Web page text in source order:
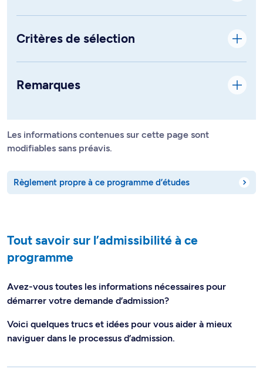
Critères de sélection
Remarques
Les informations contenues sur cette page sont
modifiables sans préavis.
Règlement propre à ce programme d’études
Tout savoir sur l’admissibilité à ce
programme
Avez-vous toutes les informations nécessaires pour
démarrer votre demande d’admission?
Voici quelques trucs et idées pour vous aider à mieux
naviguer dans le processus d’admission.